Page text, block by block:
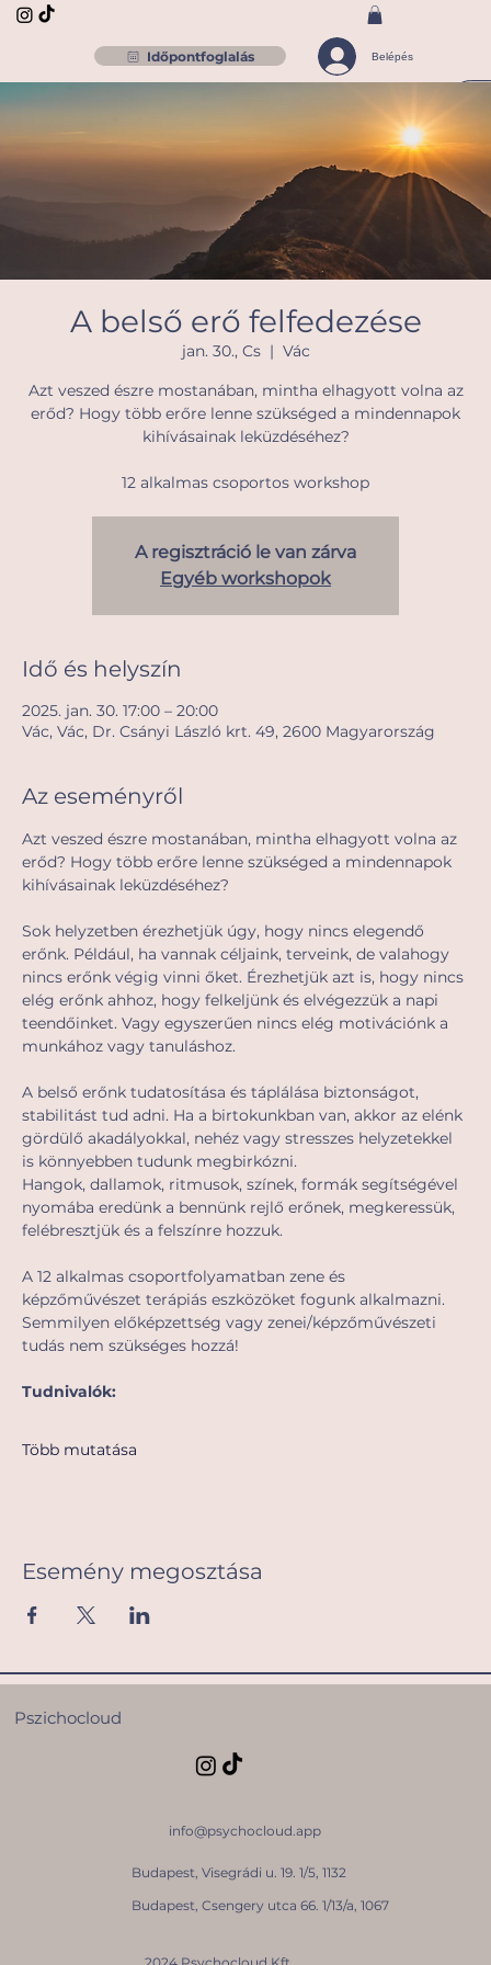
Időpontfoglalás Belépés
A belső erő felfedezése
jan. 30., Cs
  |
Vác
Azt veszed észre mostanában, mintha elhagyott volna az
erőd? Hogy több erőre lenne szükséged a mindennapok
kihívásainak leküzdéséhez?
12 alkalmas csoportos workshop
A regisztráció le van zárva
Egyéb workshopok
Idő és helyszín
2025. jan. 30. 17:00 – 20:00
Vác, Vác, Dr. Csányi László krt. 49, 2600 Magyarország
Az eseményről
Azt veszed észre mostanában, mintha elhagyott volna az
erőd? Hogy több erőre lenne szükséged a mindennapok
kihívásainak leküzdéséhez?
Sok helyzetben érezhetjük úgy, hogy nincs elegendő
erőnk. Például, ha vannak céljaink, terveink, de valahogy
nincs erőnk végig vinni őket. Érezhetjük azt is, hogy nincs
elég erőnk ahhoz, hogy felkeljünk és elvégezzük a napi
teendőinket. Vagy egyszerűen nincs elég motivációnk a
munkához vagy tanuláshoz.
A belső erőnk tudatosítása és táplálása biztonságot,
stabilitást tud adni. Ha a birtokunkban van, akkor az elénk
gördülő akadályokkal, nehéz vagy stresszes helyzetekkel
is könnyebben tudunk megbirkózni.
Hangok, dallamok, ritmusok, színek, formák segítségével
nyomába eredünk a bennünk rejlő erőnek, megkeressük,
felébresztjük és a felszínre hozzuk.
A 12 alkalmas csoportfolyamatban zene és
képzőművészet terápiás eszközöket fogunk alkalmazni.
Semmilyen előképzettség vagy zenei/képzőművészeti
tudás nem szükséges hozzá!
Tudnivalók:
Több mutatása
Esemény megosztása
info@psychocloud.app
Budapest, Visegrádi u. 19. 1/5, 1132
Budapest, Csengery utca 66. 1/13/a, 1067
Pszichocloud